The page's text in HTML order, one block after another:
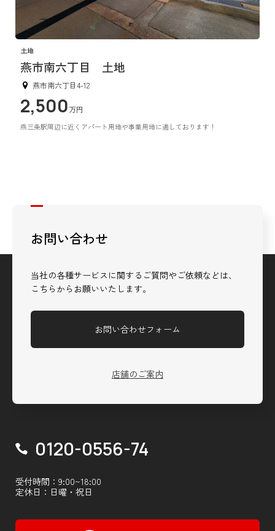
土地
燕市南六丁目 土地
燕市南六丁目4-12
2,500万円
燕三条駅周辺に近くアパート用地や事業用地に適しております！
お問い合わせ
当社の各種サービスに関するご質問やご依頼などは、
こちらからお願いいたします。
お問い合わせフォーム
店舗のご案内
0120-0556-74
受付時間：9:00~18:00
定休日：日曜・祝日